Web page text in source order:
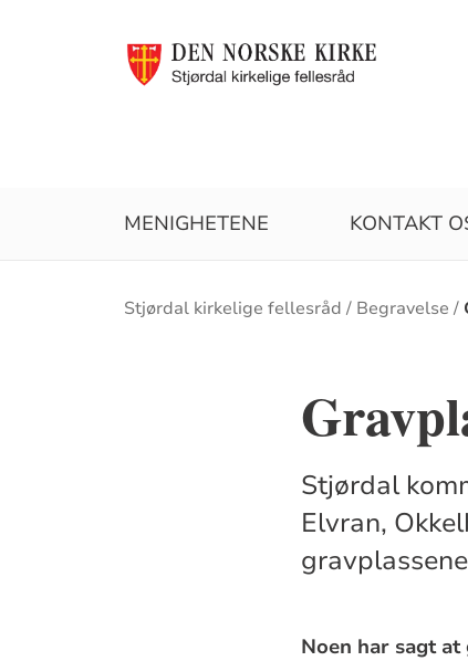
MENIGHETENE KONTAKT
Brødsmulesti
Stjørdal kirkelige fellesråd Begravelse
Stjørdal
Elvran,
Noen har sagt